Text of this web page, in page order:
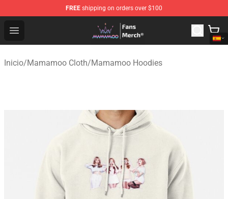
FREE shipping on orders over $100
Open menu
Mamamoo Store - Official Mamamoo Merchandise Shop
Inicio/Mamamoo Cloth/Mamamoo Hoodies